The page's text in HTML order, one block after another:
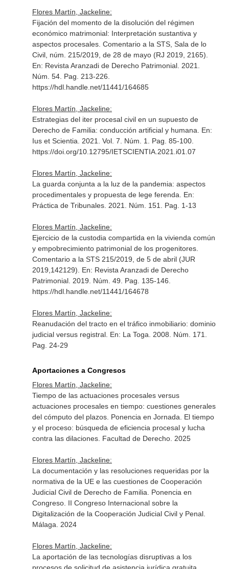
Flores Martín, Jackeline:
Fijación del momento de la disolución del régimen
económico matrimonial: Interpretación sustantiva y
aspectos procesales. Comentario a la STS, Sala de lo
Civil, núm. 215/2019, de 28 de mayo (RJ 2019, 2165).
En: Revista Aranzadi de Derecho Patrimonial. 2021.
Núm. 54. Pag. 213-226.
https://hdl.handle.net/11441/164685
Flores Martín, Jackeline:
Estrategias del iter procesal civil en un supuesto de
Derecho de Familia: conducción artificial y humana. En:
Ius et Scientia . 2021. Vol. 7. Núm. 1. Pag. 85-100.
https://doi.org/10.12795/IETSCIENTIA.2021.i01.07
Flores Martín, Jackeline:
La guarda conjunta a la luz de la pandemia: aspectos
procedimentales y propuesta de lege ferenda. En:
Práctica de Tribunales. 2021. Núm. 151. Pag. 1-13
Flores Martín, Jackeline:
Ejercicio de la custodia compartida en la vivienda común
y empobrecimiento patrimonial de los progenitores.
Comentario a la STS 215/2019, de 5 de abril (JUR
2019,142129). En: Revista Aranzadi de Derecho
Patrimonial. 2019. Núm. 49. Pag. 135-146.
https://hdl.handle.net/11441/164678
Flores Martín, Jackeline:
Reanudación del tracto en el tráfico inmobiliario: dominio
judicial versus registral. En: La Toga . 2008. Núm. 171.
Pag. 24-29
Aportaciones a Congresos
Flores Martín, Jackeline:
Tiempo de las actuaciones procesales versus
actuaciones procesales en tiempo: cuestiones generales
del cómputo del plazos. Ponencia en Jornada. El tiempo
y el proceso: búsqueda de eficiencia procesal y lucha
contra las dilaciones. Facultad de Derecho. 2025
Flores Martín, Jackeline:
La documentación y las resoluciones requeridas por la
normativa de la UE e las cuestiones de Cooperación
Judicial Civil de Derecho de Familia. Ponencia en
Congreso. II Congreso Internacional sobre la
Digitalización de la Cooperación Judicial Civil y Penal.
Málaga. 2024
Flores Martín, Jackeline:
La aportación de las tecnologías disruptivas a los